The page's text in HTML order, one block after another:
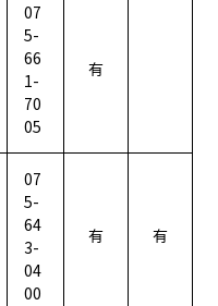
07
5-
66
1-
70
05
有
07
5-
64
3-
04
00
有 有